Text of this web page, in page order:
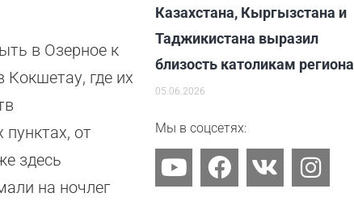
в Озерное к
где их
от
здесь
на ночлег
Казахстана, Кыргызстана и
Таджикистана выразил
близость католикам региона
05.06.2026
Мы в соцсетях:
Y
o
F
a
V
k
I
n